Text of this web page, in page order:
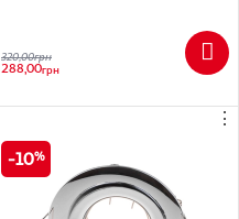
320,00грн
288,00грн
⋮
10